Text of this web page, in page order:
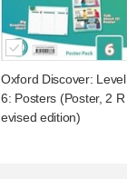
Oxford Discover: Level
6: Posters (Poster, 2 R
evised edition)